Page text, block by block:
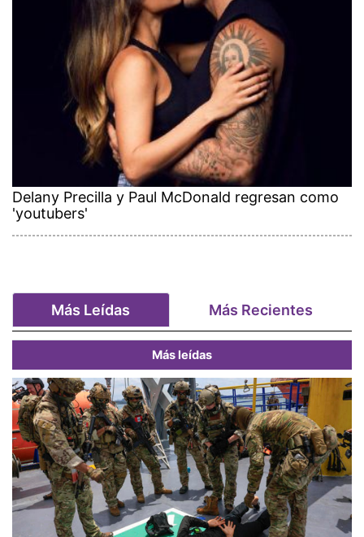
Delany Precilla y Paul McDonald regresan como
'youtubers'
Más Leídas Más Recientes
Más leídas